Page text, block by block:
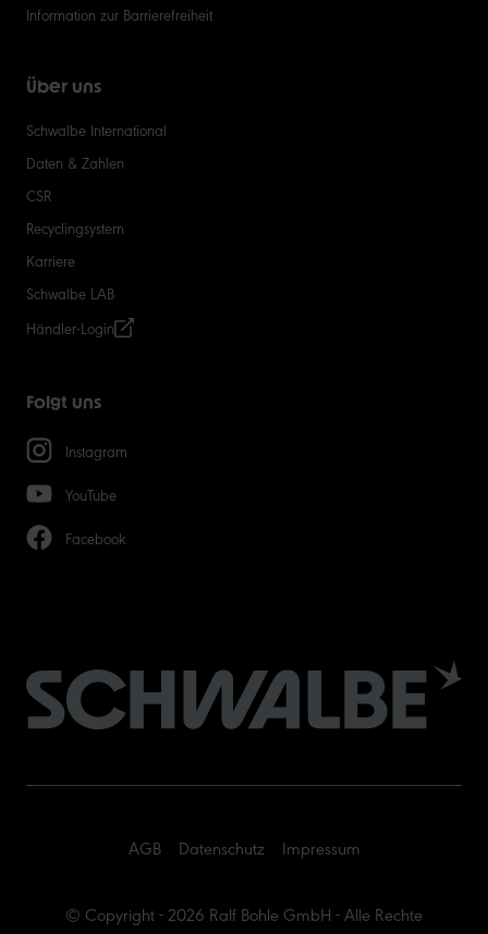
Information zur Barrierefreiheit
Über uns
Schwalbe International
Daten & Zahlen
CSR
Recyclingsystem
Karriere
Schwalbe LAB
Händler-Login
Folgt uns
Instagram
YouTube
Facebook
© Copyright - 2026 Ralf Bohle GmbH - Alle Rechte
AGB Datenschutz Impressum